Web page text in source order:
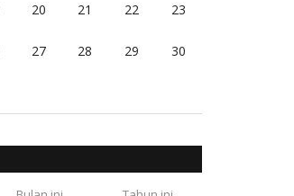
20 21 22 23
27 28 29 30